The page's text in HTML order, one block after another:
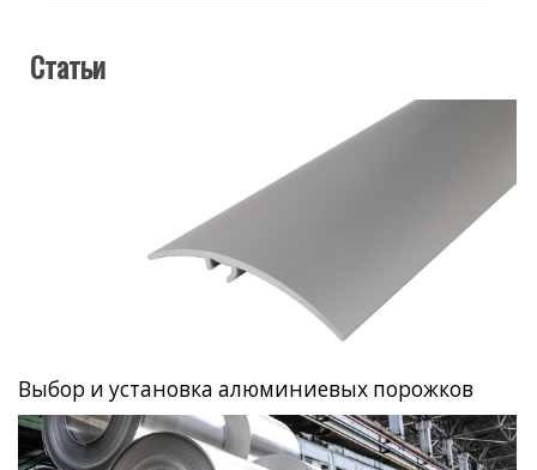
Статьи
Выбор и установка алюминиевых порожков